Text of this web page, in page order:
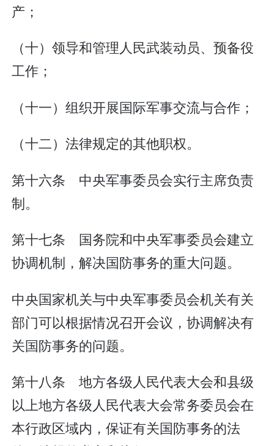
产；
（十）领导和管理人民武装动员、预备役
工作；
（十一）组织开展国际军事交流与合作；
（十二）法律规定的其他职权。
第十六条 中央军事委员会实行主席负责
制。
第十七条 国务院和中央军事委员会建立
协调机制，解决国防事务的重大问题。
中央国家机关与中央军事委员会机关有关
部门可以根据情况召开会议，协调解决有
关国防事务的问题。
第十八条 地方各级人民代表大会和县级
以上地方各级人民代表大会常务委员会在
本行政区域内，保证有关国防事务的法